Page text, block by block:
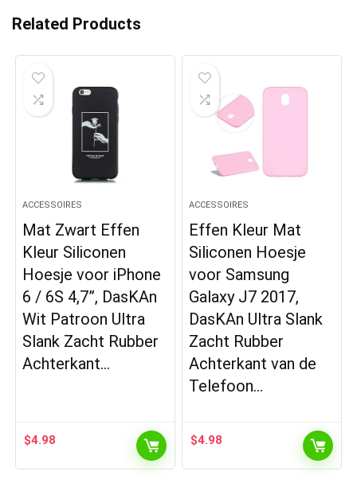
Related Products
ACCESSOIRES
Mat Zwart Effen
Kleur Siliconen
Hoesje voor iPhone
6 / 6S 4,7”, DasKAn
Wit Patroon Ultra
Slank Zacht Rubber
Achterkant…
$4.98
ACCESSOIRES
Effen Kleur Mat
Siliconen Hoesje
voor Samsung
Galaxy J7 2017,
DasKAn Ultra Slank
Zacht Rubber
Achterkant van de
Telefoon…
$4.98